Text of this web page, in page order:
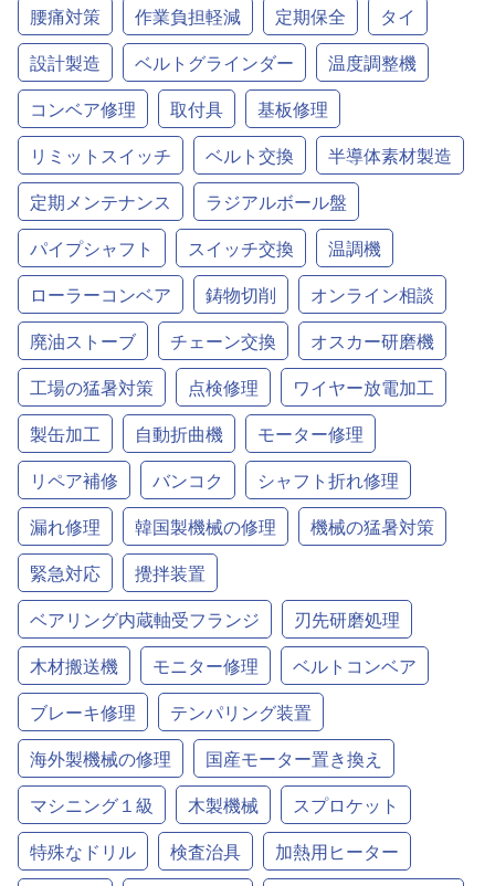
腰痛対策
作業負担軽減 定期保全
タイ
設計製造
ベルトグラインダー
温度調整機
コンベア修理
取付具
基板修理
リミットスイッチ
ベルト交換
半導体素材製造
定期メンテナンス
ラジアルボール盤
パイプシャフト
スイッチ交換
温調機
ローラーコンベア
鋳物切削
オンライン相談
廃油ストーブ
チェーン交換
オスカー研磨機
工場の猛暑対策
点検修理
ワイヤー放電加工
製缶加工
自動折曲機
モーター修理
リペア補修
バンコク
シャフト折れ修理
漏れ修理
韓国製機械の修理
機械の猛暑対策
緊急対応
攪拌装置
ベアリング内蔵軸受フランジ
刃先研磨処理
木材搬送機
モニター修理
ベルトコンベア
ブレーキ修理
テンパリング装置
海外製機械の修理
国産モーター置き換え
マシニング１級
木製機械
スプロケット
特殊なドリル
検査治具
加熱用ヒーター